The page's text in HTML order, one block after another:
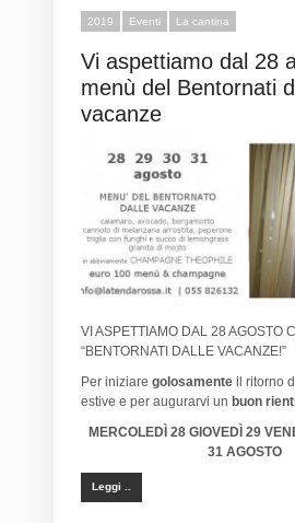
2019 Eventi La cantina
Vi aspettiamo dal 28
menù del Bentornati
vacanze
VI ASPETTIAMO DAL 28 AGOSTO
“BENTORNATI DALLE VACANZE!”
Per iniziare golosamente il ritorno
estive e per augurarvi un buon
MERCOLEDÌ 28 GIOVEDÌ 29
31 AGOSTO
Leggi ..